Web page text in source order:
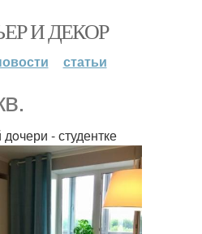
И ДЕКОР
статьи
- студентке